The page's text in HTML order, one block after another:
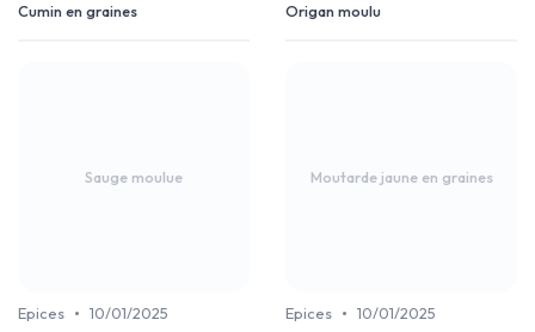
Cumin en graines
Origan moulu
Sauge moulue
Epices • 10/01/2025
Moutarde jaune en graines
Epices • 10/01/2025